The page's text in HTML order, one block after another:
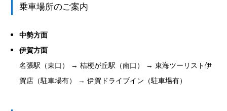
乗車場所のご案内
中勢方面
伊賀方面
名張駅（東口） → 桔梗が丘駅（南口） → 東海ツーリスト伊
賀店（駐車場有） → 伊賀ドライブイン（駐車場有）